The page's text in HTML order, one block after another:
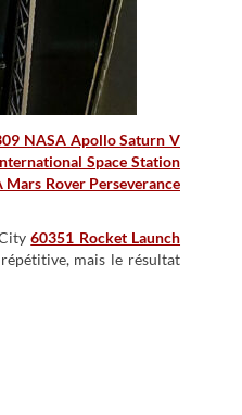
NASA Apollo Saturn V
Space Station
Rover Perseverance
City60351 Rocket Launch
mais le résultat